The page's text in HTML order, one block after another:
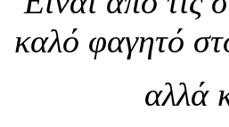
καλό φαγητό
αλλά